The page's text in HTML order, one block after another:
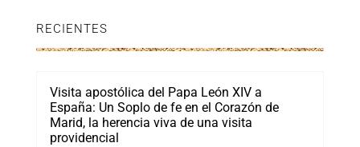
RECIENTES
Visita apostólica del Papa León XIV a
España: Un Soplo de fe en el Corazón de
Marid, la herencia viva de una visita
providencial